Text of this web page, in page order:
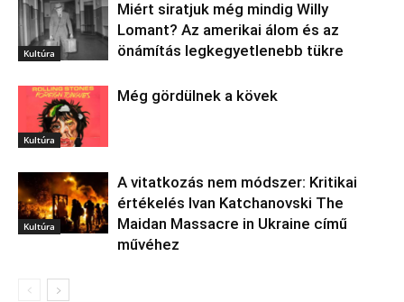
Kultúra
Miért siratjuk még mindig Willy
Lomant? Az amerikai álom és az
önámítás legkegyetlenebb tükre
Kultúra
Még gördülnek a kövek
Kultúra
A vitatkozás nem módszer: Kritikai
értékelés Ivan Katchanovski The
Maidan Massacre in Ukraine című
művéhez